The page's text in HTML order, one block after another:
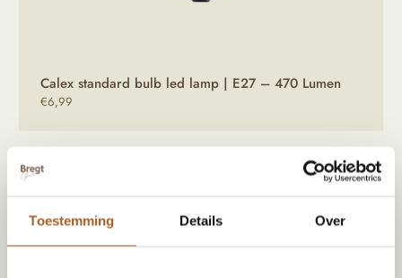
Toestemming Details Over
Calex standard bulb led lamp | E27 – 470 Lumen
€6,99
WhatsApp
Productinformatie